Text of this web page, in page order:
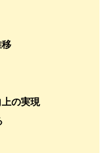
移
上の実現